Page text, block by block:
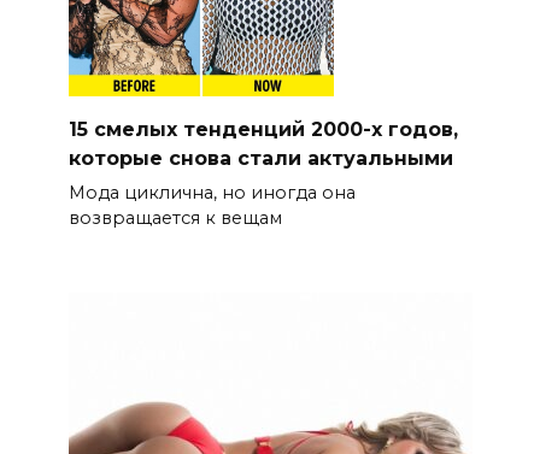
15 смелых тенденций 2000-х годов,
которые снова стали актуальными
Мода циклична, но иногда она
возвращается к вещам